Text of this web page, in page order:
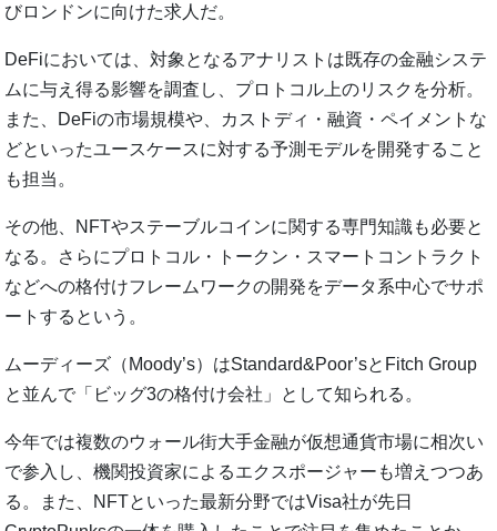
びロンドンに向けた求人だ。
DeFiにおいては、対象となるアナリストは既存の金融システ
ムに与え得る影響を調査し、プロトコル上のリスクを分析。
また、DeFiの市場規模や、カストディ・融資・ペイメントな
どといったユースケースに対する予測モデルを開発すること
も担当。
その他、NFTやステーブルコインに関する専門知識も必要と
なる。さらにプロトコル・トークン・スマートコントラクト
などへの格付けフレームワークの開発をデータ系中心でサポ
ートするという。
ムーディーズ（Moody’s）はStandard&Poor’sとFitch Group
と並んで「ビッグ3の格付け会社」として知られる。
今年では複数のウォール街大手金融が仮想通貨市場に相次い
で参入し、機関投資家によるエクスポージャーも増えつつあ
る。また、NFTといった最新分野ではVisa社が先日